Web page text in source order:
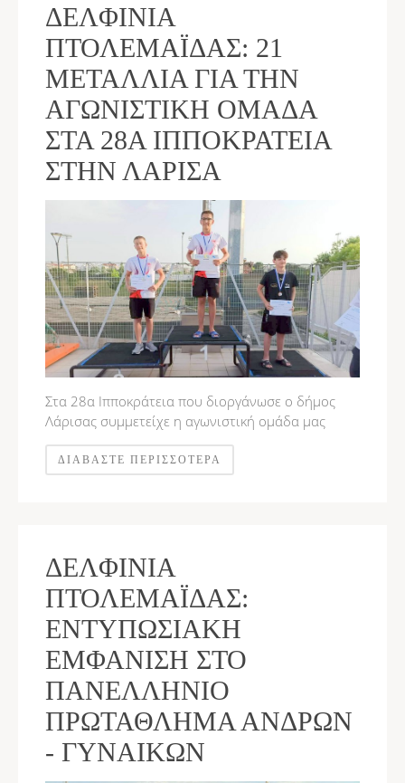
ΔΕΛΦΊΝΙΑ
ΠΤΟΛΕΜΑΪ́ΔΑΣ: 21
ΜΕΤΆΛΛΙΑ ΓΙΑ ΤΗΝ
ΑΓΩΝΙΣΤΙΚΉ ΟΜΆΔΑ
ΣΤΑ 28Α ΙΠΠΟΚΡΆΤΕΙΑ
ΣΤΗΝ ΛΆΡΙΣΑ
Στα 28α Ιπποκράτεια που διοργάνωσε ο δήμος
Λάρισας συμμετείχε η αγωνιστική ομάδα μας
ΔΙΑΒΆΣΤΕ ΠΕΡΙΣΣΌΤΕΡΑ
ΔΕΛΦΊΝΙΑ
ΠΤΟΛΕΜΑΪ́ΔΑΣ:
ΕΝΤΥΠΩΣΙΑΚΉ
ΕΜΦΆΝΙΣΗ ΣΤΟ
ΠΑΝΕΛΛΉΝΙΟ
ΠΡΩΤΆΘΛΗΜΑ ΑΝΔΡΏΝ
- ΓΥΝΑΙΚΏΝ